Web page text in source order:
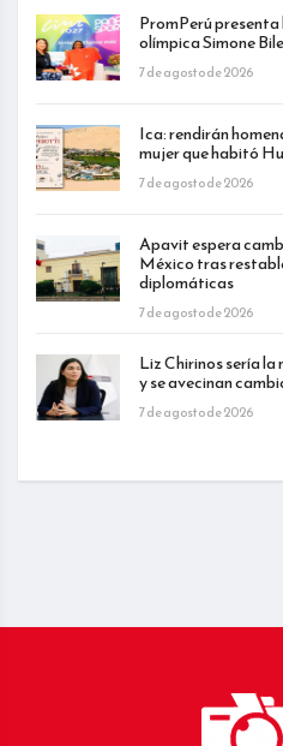
PromPerú
olímpica Simone
7 de agosto de 2026
Ica: rendirán
mujer que habitó
7 de agosto de 2026
Apavit espera
México tras
diplomáticas
7 de agosto de 2026
Liz Chirinos sería la
y se avecinan
7 de agosto de 2026